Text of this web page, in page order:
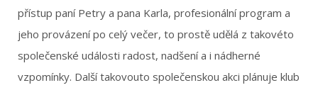
přístup paní Petry a pana Karla, profesionální program a
jeho provázení po celý večer, to prostě udělá z takovéto
společenské události radost, nadšení a i nádherné
vzpomínky. Další takovouto společenskou akci plánuje klub